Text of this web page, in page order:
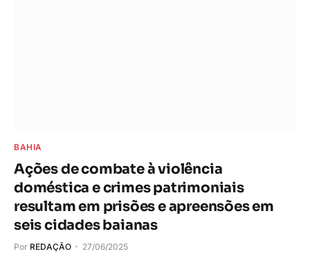
BAHIA
Ações de combate à violência
doméstica e crimes patrimoniais
resultam em prisões e apreensões em
seis cidades baianas
Por REDAÇÃO 27/06/2025